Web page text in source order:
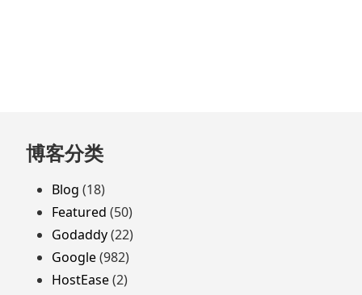
跳
至
页
脚
博客分类
Blog (18)
Featured (50)
Godaddy(22)
Google(982)
HostEase(2)